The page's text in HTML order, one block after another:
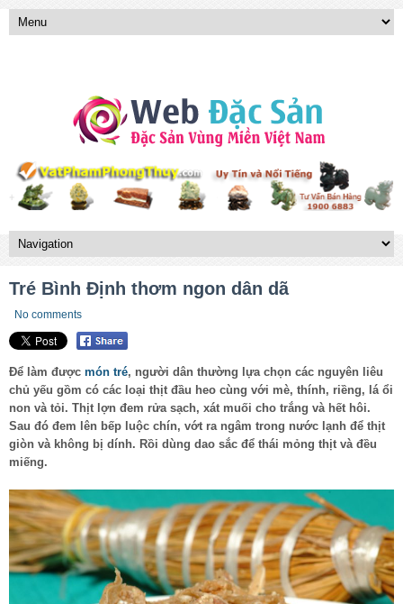
Tré Bình Định thơm ngon dân dã
No comments
Để làm được món tré, người dân thường lựa chọn các nguyên liêu
chủ yếu gồm có các loại thịt đầu heo cùng với mè, thính, riềng, lá ổi
non và tỏi. Thịt lợn đem rửa sạch, xát muối cho trắng và hết hôi.
Sau đó đem lên bếp luộc chín, vớt ra ngâm trong nước lạnh để thịt
giòn và không bị dính. Rồi dùng dao sắc để thái mỏng thịt và đều
miếng.